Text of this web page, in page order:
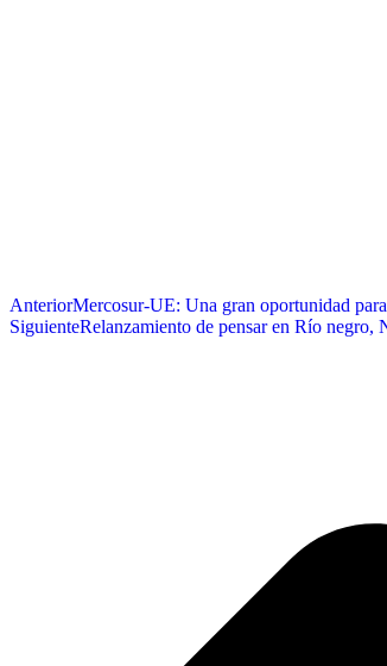
AnteriorMercosur-UE: Una gran oportunidad
SiguienteRelanzamiento de pensar en Río negro,